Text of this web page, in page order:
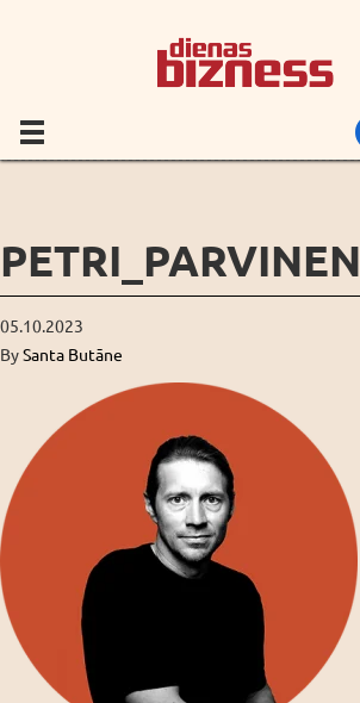
PETRI_PARVINEN
05.10.2023
BySanta Butāne